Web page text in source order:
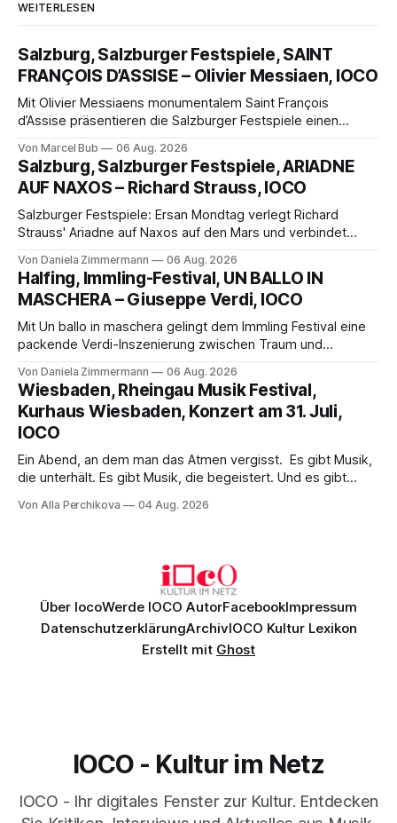
WEITERLESEN
Salzburg, Salzburger Festspiele, SAINT
FRANÇOIS D’ASSISE – Olivier Messiaen, IOCO
Mit Olivier Messiaens monumentalem Saint François
d’Assise präsentieren die Salzburger Festspiele einen
eine bildgewaltige Inszenierung, Maxime Pascal entfaltet
die komplexe Partitur eindrucksvoll, Philippe Sly berührt als
Franziskus.
Von Marcel Bub 06 Aug. 2026
Salzburg, Salzburger Festspiele, ARIADNE
AUF NAXOS – Richard Strauss, IOCO
Salzburger Festspiele: Ersan Mondtag verlegt Richard
Strauss' Ariadne auf Naxos auf den Mars und verbindet
Aufführung mit starken Solisten und den Wiener
Philharmonikern, szenisch bleibt der zweite Akt jedoch
hinter den Erwartungen zurück.
Von Daniela Zimmermann 06 Aug. 2026
Halfing, Immling-Festival, UN BALLO IN
MASCHERA – Giuseppe Verdi, IOCO
Mit Un ballo in maschera gelingt dem Immling Festival eine
packende Verdi-Inszenierung zwischen Traum und
psychologische Tiefe mit starken Bildern, getragen von
einem spielfreudigen Ensemble und einer musikalisch
überzeugenden Gesamtleistung.
Von Daniela Zimmermann 06 Aug. 2026
Wiesbaden, Rheingau Musik Festival,
Kurhaus Wiesbaden, Konzert am 31. Juli,
IOCO
Ein Abend, an dem man das Atmen vergisst. Es gibt Musik,
die unterhält. Es gibt Musik, die begeistert. Und es gibt
Genau so war der Abend im Kurhaus Wiesbaden, an dem
Von Alla Perchikova 04 Aug. 2026
Über IocoWerde IOCO AutorFacebookImpressum
DatenschutzerklärungArchivIOCO Kultur Lexikon
Erstellt mit Ghost
IOCO - Kultur im Netz
IOCO - Ihr digitales Fenster zur Kultur. Entdecken